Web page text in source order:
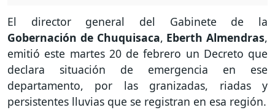
El director general del Gabinete de la
Gobernación de Chuquisaca, Eberth Almendras,
emitió este martes 20 de febrero un Decreto que
declara situación de emergencia en ese
departamento, por las granizadas, riadas y
persistentes lluvias que se registran en esa región.